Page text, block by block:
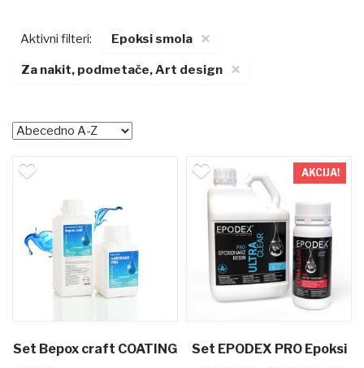
Aktivni filteri: ×
Epoksi smola
×
Za nakit, podmetače, Art design
Set Bepox craft COATING
AKCIJA!
Set EPODEX PRO Epoksi